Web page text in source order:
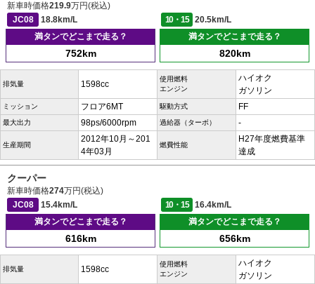
新車時価格219.9万円(税込)
JC08
18.8km/L 10・15
20.5km/L
満タンでどこまで走る？
752km
満タンでどこまで走る？
820km
排気量 1598cc
使用燃料
エンジン
ハイオク
ガソリン
ミッション フロア6MT 駆動方式 FF
最大出力 98ps/6000rpm 過給器（ターボ） -
生産期間
2012年10月～201
4年03月
燃費性能
H27年度燃費基準
達成
クーパー
新車時価格274万円(税込)
JC08
15.4km/L 10・15
16.4km/L
満タンでどこまで走る？
616km
満タンでどこまで走る？
656km
排気量 1598cc
使用燃料
エンジン
ハイオク
ガソリン